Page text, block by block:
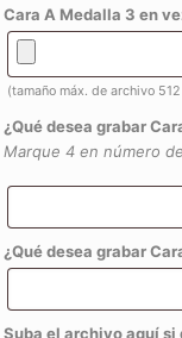
Cara A Medalla 3 en
(tamaño máx. de archivo
¿Qué desea grabar
Marque 4 en número
¿Qué desea grabar
Suba el archivo aquí si